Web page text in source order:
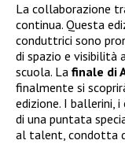
La collaborazione
continua. Questa
conduttrici sono
di spazio e visibilità
scuola. La finale di
finalmente si
edizione. I ballerini,
di una puntata
al talent, condotta